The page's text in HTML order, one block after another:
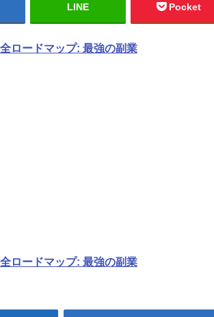
LINE Pocket
ロードマップ: 最強の副業
ロードマップ: 最強の副業